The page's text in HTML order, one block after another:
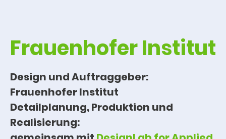
Frauenhofer Institut
Design und Auftraggeber:
Frauenhofer Institut
Detailplanung, Produktion und
Realisierung: